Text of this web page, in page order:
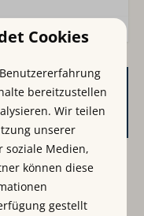
Cookies
bereitzustellen
Wir teilen
unserer
soziale Medien,
können diese
gestellt